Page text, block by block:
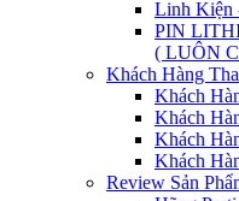
Linh Kiện
PIN
( LUÔN
Khách Hàng
Khách
Khách
Khách
Khách
Review Sản